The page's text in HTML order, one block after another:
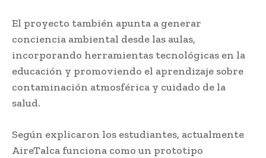
El proyecto también apunta a generar
conciencia ambiental desde las aulas,
incorporando herramientas tecnológicas en la
educación y promoviendo el aprendizaje sobre
contaminación atmosférica y cuidado de la
salud.
Según explicaron los estudiantes, actualmente
AireTalca funciona como un prototipo